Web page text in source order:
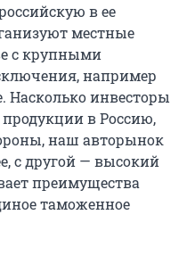
в ее
местные
с крупными
например
Насколько инвесторы
в Россию,
наш авторынок
с другой — высокий
преимущества
таможенное